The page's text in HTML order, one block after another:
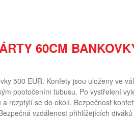
60CM
500 EUR. Konfety jsou uloženy ve
pootočením tubusu. Po vystřelení
rozptýlí se do okolí. Bezpečnost
vzdálenost přihlížejících